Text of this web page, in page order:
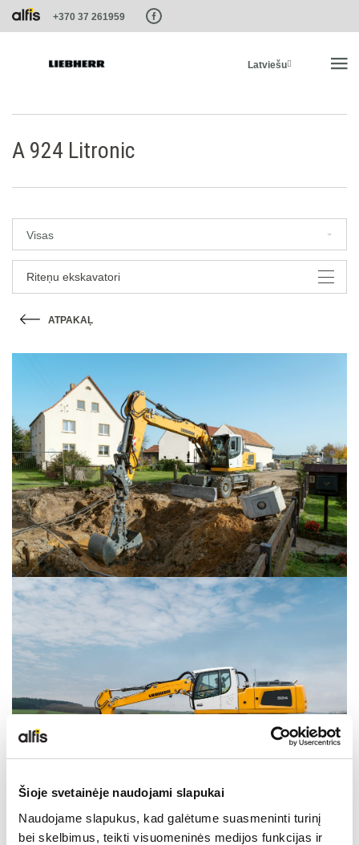
Šioje svetainėje naudojami slapukai
Naudojame slapukus, kad galėtume suasmeninti turinį
bei skelbimus, teikti visuomeninės medijos funkcijas ir
Paste this code as high in the of the page as possible:
+370 37 261959
Latviešu
PAKALPOJUMI UN RISINĀJUMI
KARJERAS IESPĒJAS
APIE MUS
KONTAKTI
A 924 Litronic
Visas
Riteņu ekskavatori
ATPAKAĻ